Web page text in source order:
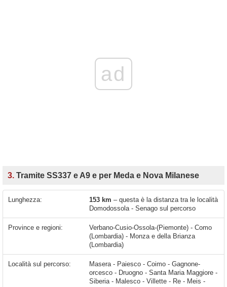
ad
3. Tramite SS337 e A9 e per Meda e Nova Milanese
Lunghezza: 153 km – questa è la distanza tra le località
Domodossola - Senago sul percorso
Province e regioni:
Verbano-Cusio-Ossola-(Piemonte) - Como
(Lombardia) - Monza e della Brianza
(Lombardia)
Località sul percorso: Masera - Paiesco - Coimo - Gagnone-orcesco - Druogno - Santa Maria Maggiore - Siberia - Malesco - Villette - Re - Meis - Isella - Ponte Ribellasca - Como - Lucino - Grandate - Villa Guardia - Luisago - Cassina Rizzardi - Fino Mornasco - Cadorago - Guanzate - Caslino al Piano - Lomazzo - Cirimido - Rovello Porro - Rovellasca - Turate - Bregnano - Lazzate - Cermenate - Copreno - Lentate sul Seveso - Birago - Camnago - Barlassina - Meda